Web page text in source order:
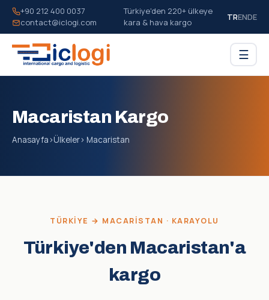
+90 212 400 0037
contact@iclogi.com
Türkiye'den 220+ ülkeye
kara & hava kargo
TRENDE
☰
Macaristan Kargo
Anasayfa›Ülkeler› Macaristan
TÜRKIYE → MACARISTAN · KARAYOLU
Türkiye'den Macaristan'a
kargo